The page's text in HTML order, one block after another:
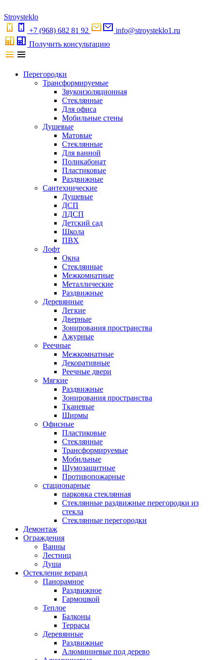
Stroysteklo
+7 (968) 682 81 92
info@stroysteklo1.ru
Получить консультацию
Перегородки
Трансформируемые
Звукоизоляционная
Стеклянные
Для офиса
Мобильные стены
Душевые
Матовые
Стеклянные
Для ванной
Поликабонат
Пластиковые
Раздвижные
Сантехнические
Душевые
ДСП
ЛДСП
Детский сад
Школа
ПВХ
Лофт
Окна
Стеклянные
Межкомнатные
Металлические
Раздвижные
Деревянные
Легкие
Дверные
Зонирования пространства
Ажурные
Реечные
Межкомнатные
Декоративные
Реечные двери
Мягкие
Раздвижные
Зонирования пространства
Тканевые
Ширмы
Офисные
Пластиковые
Стеклянные
Трансформируемые
Мобильные
Шумозащитные
Противопожарные
стационарные
парковка стеклянная
Стеклянные раздвижные перегородки из
стекла
Стеклянные перегородки
Демонтаж
Ограждения
Ванны
Лестниц
Душа
Остекление веранд
Панорамное
Раздвижное
Гармошкой
Теплое
Балконы
Террасы
Деревянные
Раздвижные
Алюминиевые под дерево